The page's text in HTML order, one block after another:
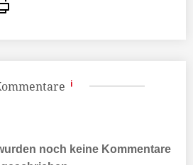
noch keine Kommentare